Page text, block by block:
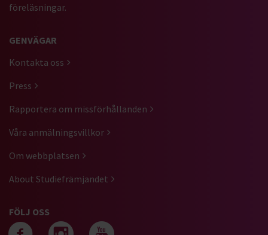
föreläsningar.
GENVÄGAR
Kontakta oss
Press
Rapportera om missförhållanden
Våra anmälningsvillkor
Om webbplatsen
About Studiefrämjandet
FÖLJ OSS